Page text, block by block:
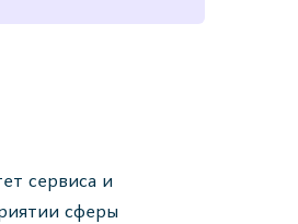
сервиса и
сферы